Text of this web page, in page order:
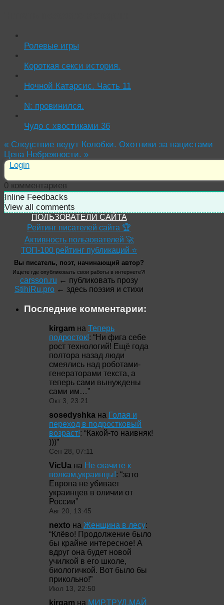
Ролевые игры
Короткая секси история.
Ночной Катарсис. Часть 11
N: провинился.
Чудо с хвостиками 36
« Следствие ведут Колобки. Охотники за нацистами
Цена Небрежности. »
Login
0 комментариев
Inline Feedbacks
View all comments
ПОЛЬЗОВАТЕЛИ САЙТА
Рейтинг писателей сайта 🏆
Активность пользователей 🚀
ТОП-100 рейтинг публикаций ⭐
Вы писатель, поэт, начинающий автор?
Ищете где опубликовать свои работы в интернете?!
carsson.ru ← публиковать прозу
StihiRu.pro ← здесь поэзия и стихи
Последние комментарии:
kirgam на Теперь
подросток!: “Ни фига себе
рост технологий! Ещё года
полтора назад люди
смеялись над роботами-
генераторами текста, а
теперь сами вынуждены
сами им…”
Окт 3, 23:21
sosedyshka на Голая и
переход в подростковый
возраст!: “Какой-то наивняк!
)))”
Сен 28, 07:11
VicUa на Не скачите к
волкам,украинцы!: “зато
Европа не убивает
украинцев в оличии от
России”
Авг 20, 13:45
nexto на Женщина в лесу:
“Клёво! Продолжение было
бы крайне интересное! А
вдруг она будет новой
училкой в его школе,
биологичкой. Вот было бы
прикольно!”
Июл 13, 22:50
kirgam на МИР,ТРУД,МАЙ